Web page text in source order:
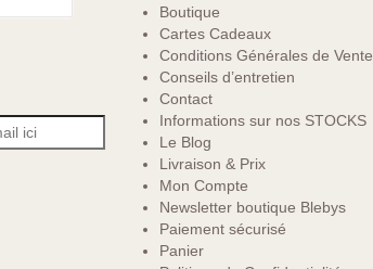
Boutique
Cartes Cadeaux
Conditions Générales de Vente
Conseils d’entretien
Contact
Informations sur nos STOCKS
Le Blog
Livraison & Prix
Mon Compte
Newsletter boutique Blebys
Paiement sécurisé
Panier